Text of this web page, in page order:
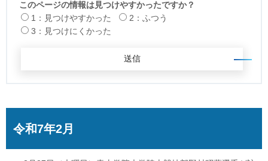
このページの情報は見つけやすかったですか？
1：見つけやすかった
2：ふつう
3：見つけにくかった
令和7年2月